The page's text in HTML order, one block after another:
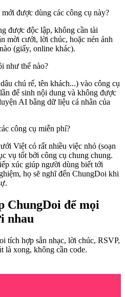
được dùng các công cụ này?
được độc lập, không cần tài
mời cưới, lời chúc, hoặc nén ảnh
(giấy, online khác).
như thế nào?
chú rể, tên khách...) vào công cụ
để sinh nội dung và không được
AI bằng dữ liệu cá nhân của
công cụ miễn phí?
Việt có rất nhiều việc nhỏ (soạn
vụ tốt bởi công cụ chung chung.
xúc giúp người dùng biết tới
họ sẽ nghĩ đến ChungDoi khi
ChungDoi để mọi
nhau
tích hợp sẵn nhạc, lời chúc, RSVP,
là xong, không cần code.